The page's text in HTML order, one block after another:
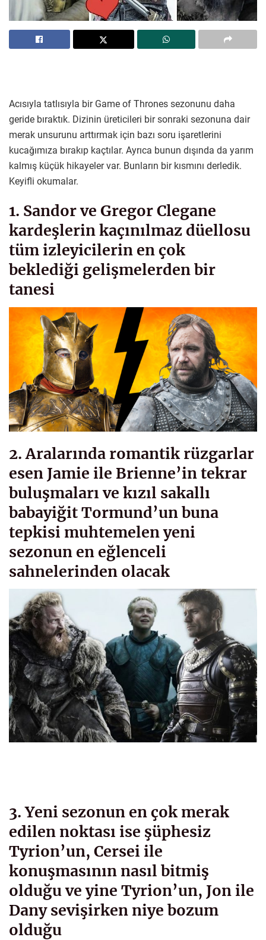
Acısıyla tatlısıyla bir Game of Thrones sezonunu daha
geride bıraktık. Dizinin üreticileri bir sonraki sezonuna dair
merak unsurunu arttırmak için bazı soru işaretlerini
kucağımıza bırakıp kaçtılar. Ayrıca bunun dışında da yarım
kalmış küçük hikayeler var. Bunların bir kısmını derledik.
Keyifli okumalar.
1. Sandor ve Gregor Clegane
kardeşlerin kaçınılmaz düellosu
tüm izleyicilerin en çok
beklediği gelişmelerden bir
tanesi
2. Aralarında romantik rüzgarlar
esen Jamie ile Brienne’in tekrar
buluşmaları ve kızıl sakallı
babayiğit Tormund’un buna
tepkisi muhtemelen yeni
sezonun en eğlenceli
sahnelerinden olacak
3. Yeni sezonun en çok merak
edilen noktası ise şüphesiz
Tyrion’un, Cersei ile
konuşmasının nasıl bitmiş
olduğu ve yine Tyrion’un, Jon ile
Dany sevişirken niye bozum
olduğu